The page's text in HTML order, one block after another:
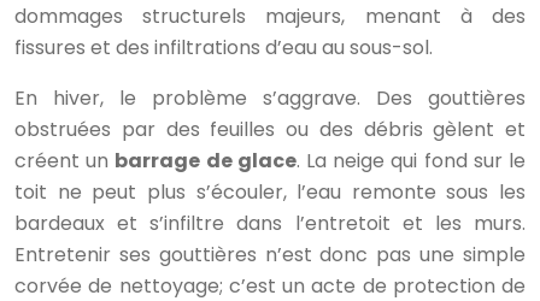
dommages structurels majeurs, menant à des
fissures et des infiltrations d’eau au sous-sol.
En hiver, le problème s’aggrave. Des gouttières
obstruées par des feuilles ou des débris gèlent et
créent un barrage de glace. La neige qui fond sur le
toit ne peut plus s’écouler, l’eau remonte sous les
bardeaux et s’infiltre dans l’entretoit et les murs.
Entretenir ses gouttières n’est donc pas une simple
corvée de nettoyage; c’est un acte de protection de